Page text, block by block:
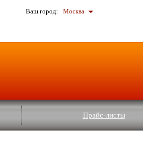
Ваш город: Москва
Прайс-листы